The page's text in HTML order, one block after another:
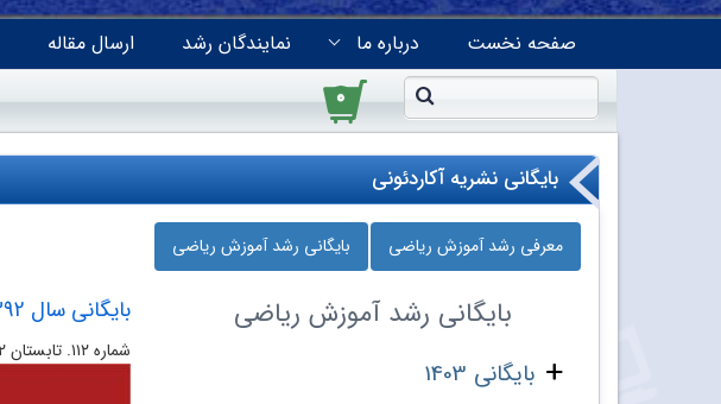
صفحه نخست درباره ما نمایندگان رشد ارسال مقاله
۰
بایگانی نشریه آکاردئونی
معرفی رشد آموزش ریاضی بایگانی رشد آموزش ریاضی
بایگانی رشد آموزش ریاضی
بایگانی 1403
بایگانی سال 1392
شماره‌ ۱۱۲. تابستان ۱۳۹۲